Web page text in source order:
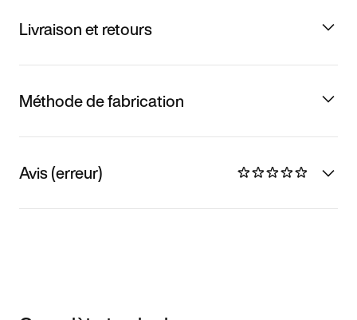
Livraison et retours
Méthode de fabrication
Avis (erreur)